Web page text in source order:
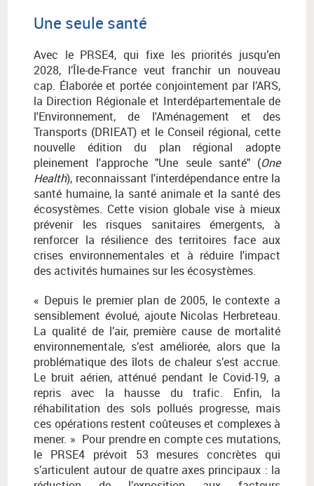
Une seule santé
Avec le PRSE4, qui fixe les priorités jusqu’en
2028, l’Île-de-France veut franchir un nouveau
cap. Élaborée et portée conjointement par l’ARS,
la Direction Régionale et Interdépartementale de
l'Environnement, de l'Aménagement et des
Transports (DRIEAT) et le Conseil régional, cette
nouvelle édition du plan régional adopte
pleinement l'approche "Une seule santé" (One
Health), reconnaissant l'interdépendance entre la
santé humaine, la santé animale et la santé des
écosystèmes. Cette vision globale vise à mieux
prévenir les risques sanitaires émergents, à
renforcer la résilience des territoires face aux
crises environnementales et à réduire l'impact
des activités humaines sur les écosystèmes.
« Depuis le premier plan de 2005, le contexte a
sensiblement évolué, ajoute Nicolas Herbreteau.
La qualité de l’air, première cause de mortalité
environnementale, s’est améliorée, alors que la
problématique des îlots de chaleur s’est accrue.
Le bruit aérien, atténué pendant le Covid-19, a
repris avec la hausse du trafic. Enfin, la
réhabilitation des sols pollués progresse, mais
ces opérations restent coûteuses et complexes à
mener. » Pour prendre en compte ces mutations,
le PRSE4 prévoit 53 mesures concrètes qui
s’articulent autour de quatre axes principaux : la